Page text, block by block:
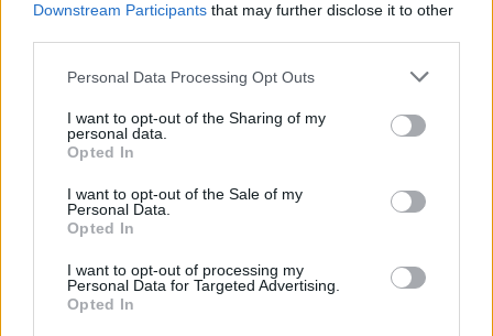
Downstream Participants that may further disclose it to other
Please note that this website/app uses one or more Google
not limited to your visit or usage behaviour. You may click to
grant or deny consent to Google and its third-party tags to
use your data for below specified purposes in below Google
consent section.
Personal Data Processing Opt Outs
I want to opt-out of the Sharing of my
personal data.
Opted In
I want to opt-out of the Sale of my
Personal Data.
Opted In
I want to opt-out of processing my
Personal Data for Targeted Advertising.
Opted In
Népszerű